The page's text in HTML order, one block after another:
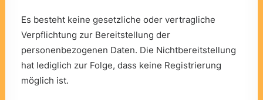
Es besteht keine gesetzliche oder vertragliche
Verpflichtung zur Bereitstellung der
personenbezogenen Daten. Die Nichtbereitstellung
hat lediglich zur Folge, dass keine Registrierung
möglich ist.